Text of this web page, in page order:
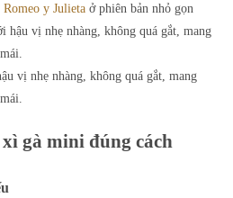
y Julieta ở phiên bản nhỏ gọn
vị nhẹ nhàng, không quá gắt, mang
gà mini đúng cách